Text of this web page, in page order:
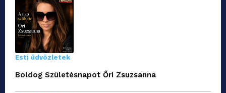
Esti üdvözletek
Boldog Születésnapot Őri Zsuzsanna